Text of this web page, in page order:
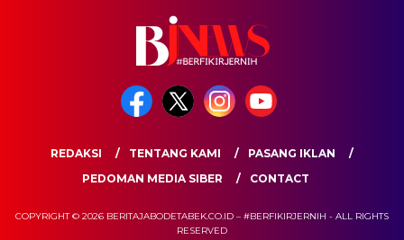
REDAKSI TENTANG KAMI
PASANG IKLAN
PEDOMAN MEDIA SIBER
CONTACT
COPYRIGHT © 2026 BERITAJABODETABEK.CO.ID – #BERFIKIRJERNIH - ALL RIGHTS
RESERVED